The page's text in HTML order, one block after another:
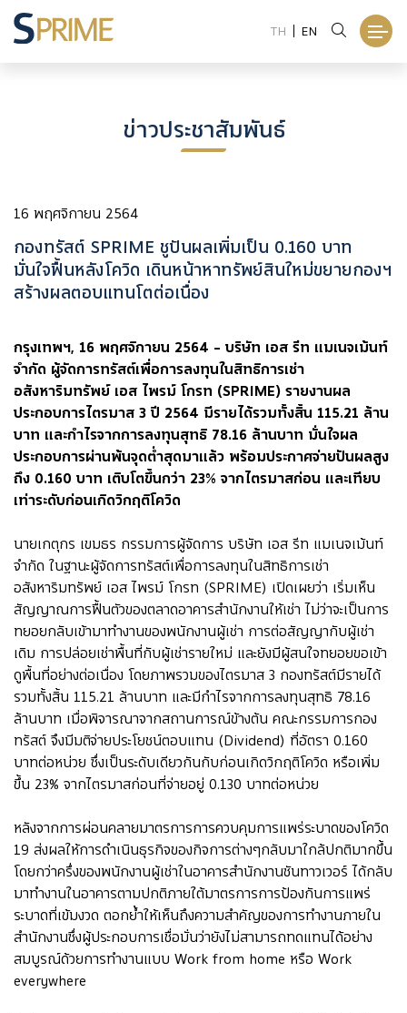
TH EN
ข่าวประชาสัมพันธ์
16 พฤศจิกายน 2564
กองทรัสต์ SPRIME ชูปันผลเพิ่มเป็น 0.160 บาท
มั่นใจฟื้นหลังโควิด เดินหน้าหาทรัพย์สินใหม่ขยายกองฯ
สร้างผลตอบแทนโตต่อเนื่อง
กรุงเทพฯ, 16 พฤศจิกายน 2564 – บริษัท เอส รีท แมเนจเม้นท์
จำกัด ผู้จัดการทรัสต์เพื่อการลงทุนในสิทธิการเช่า
อสังหาริมทรัพย์ เอส ไพรม์ โกรท (SPRIME) รายงานผล
ประกอบการไตรมาส 3 ปี 2564 มีรายได้รวมทั้งสิ้น 115.21 ล้าน
บาท และกำไรจากการลงทุนสุทธิ 78.16 ล้านบาท มั่นใจผล
ประกอบการผ่านพ้นจุดต่ำสุดมาแล้ว พร้อมประกาศจ่ายปันผลสูง
ถึง 0.160 บาท เติบโตขึ้นกว่า 23% จากไตรมาสก่อน และเทียบ
เท่าระดับก่อนเกิดวิกฤติโควิด
นายเกตุกร เขมธร กรรมการผู้จัดการ บริษัท เอส รีท แมเนจเม้นท์
จำกัด ในฐานะผู้จัดการทรัสต์เพื่อการลงทุนในสิทธิการเช่า
อสังหาริมทรัพย์ เอส ไพรม์ โกรท (SPRIME) เปิดเผยว่า เริ่มเห็น
สัญญาณการฟื้นตัวของตลาดอาคารสำนักงานให้เช่า ไม่ว่าจะเป็นการ
ทยอยกลับเข้ามาทำงานของพนักงานผู้เช่า การต่อสัญญากับผู้เช่า
เดิม การปล่อยเช่าพื้นที่กับผู้เช่ารายใหม่ และยังมีผู้สนใจทยอยขอเข้า
ดูพื้นที่อย่างต่อเนื่อง โดยภาพรวมของไตรมาส 3 กองทรัสต์มีรายได้
รวมทั้งสิ้น 115.21 ล้านบาท และมีกำไรจากการลงทุนสุทธิ 78.16
ล้านบาท เมื่อพิจารณาจากสถานการณ์ข้างต้น คณะกรรมการกอง
ทรัสต์ จึงมีมติจ่ายประโยชน์ตอบแทน (Dividend) ที่อัตรา 0.160
บาทต่อหน่วย ซึ่งเป็นระดับเดียวกันกับก่อนเกิดวิกฤติโควิด หรือเพิ่ม
ขึ้น 23% จากไตรมาสก่อนที่จ่ายอยู่ 0.130 บาทต่อหน่วย
หลังจากการผ่อนคลายมาตรการการควบคุมการแพร่ระบาดของโควิด
19 ส่งผลให้การดำเนินธุรกิจของกิจการต่างๆกลับมาใกล้ปกติมากขึ้น
โดยกว่าครึ่งของพนักงานผู้เช่าในอาคารสำนักงานซันทาวเวอร์ ได้กลับ
มาทำงานในอาคารตามปกติภายใต้มาตรการการป้องกันการแพร่
ระบาดที่เข้มงวด ตอกย้ำให้เห็นถึงความสำคัญของการทำงานภายใน
สำนักงานซึ่งผู้ประกอบการเชื่อมั่นว่ายังไม่สามารถทดแทนได้อย่าง
สมบูรณ์ด้วยการทำงานแบบ Work from home หรือ Work
everywhere